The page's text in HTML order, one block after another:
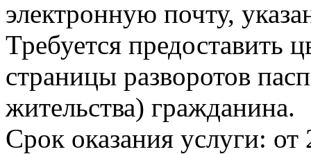
электронную почту,
Требуется предоставить
страницы разворотов
жительства) гражданина.
Срок оказания услуги: от